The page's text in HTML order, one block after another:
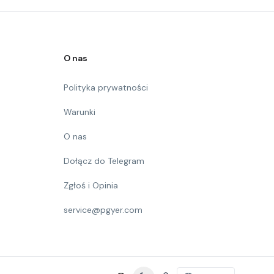
O nas
Polityka prywatności
Warunki
O nas
Dołącz do Telegram
Zgłoś i Opinia
service@pgyer.com